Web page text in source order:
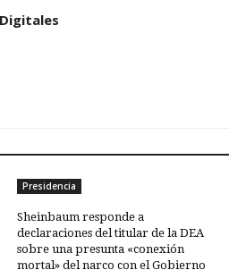
Presidencia
Sheinbaum responde a
declaraciones del titular de la DEA
sobre una presunta «conexión
mortal» del narco con el Gobierno